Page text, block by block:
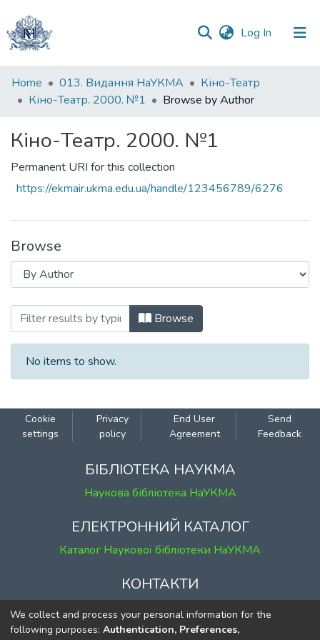
Log In (current)
Communities
&
All of DSpace
Home 013. Видання НаУКМА
Кіно-Театр
Кіно-Театр. 2000. №1
Browse by Author
Кіно-Театр. 2000. №1
Permanent URI for this collection
https://ekmair.ukma.edu.ua/handle/123456789/6276
Browse
Browsing Кіно-Театр. 2000. №1 by
Browse
No items to show.
Cookie
settings
Privacy
policy
End User
Agreement
Send
Feedback
БІБЛІОТЕКА НАУКМА
Наукова бібліотека НаУКМА
ЕЛЕКТРОННИЙ КАТАЛОГ
Каталог Наукової бібліотеки НаУКМА
КОНТАКТИ
м. Київ, вул. Григорія Сковороди, 2
к. 1, к. 120
We collect and process your personal information for the
following purposes: Authentication, Preferences,